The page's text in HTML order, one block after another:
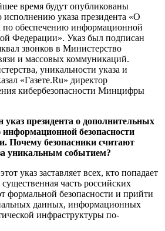
время будут опубликованы
исполнению указа президента «О
по обеспечению информационной
Федерации». Указ был подписан
звонков в Министерство
и массовых коммуникаций.
уникальности указа и
«Газете.Ru» директор
кибербезопасности Минцифры
президента о дополнительных
безопасности
Почему безопасники считают
уникальным событием?
указ заставляет всех, кто попадает
часть российских
формальной безопасности и прийти
данных, информационных
инфраструктуры по-